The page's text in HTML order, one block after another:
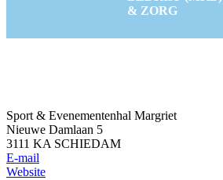
& ZORG
Sport & Evenementenhal Margriet
Nieuwe Damlaan 5
3111 KA SCHIEDAM
E-mail
Website